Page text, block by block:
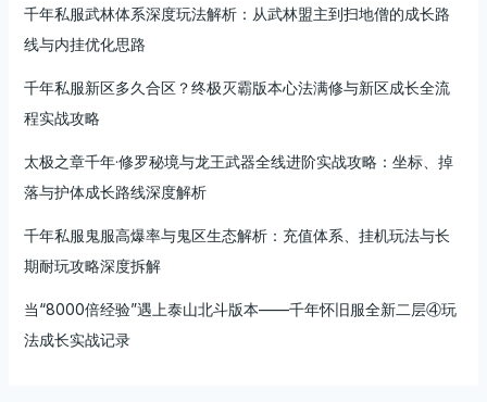
千年私服武林体系深度玩法解析：从武林盟主到扫地僧的成长路
线与内挂优化思路
千年私服新区多久合区？终极灭霸版本心法满修与新区成长全流
程实战攻略
太极之章千年·修罗秘境与龙王武器全线进阶实战攻略：坐标、掉
落与护体成长路线深度解析
千年私服鬼服高爆率与鬼区生态解析：充值体系、挂机玩法与长
期耐玩攻略深度拆解
当“8000倍经验”遇上泰山北斗版本——千年怀旧服全新二层④玩
法成长实战记录